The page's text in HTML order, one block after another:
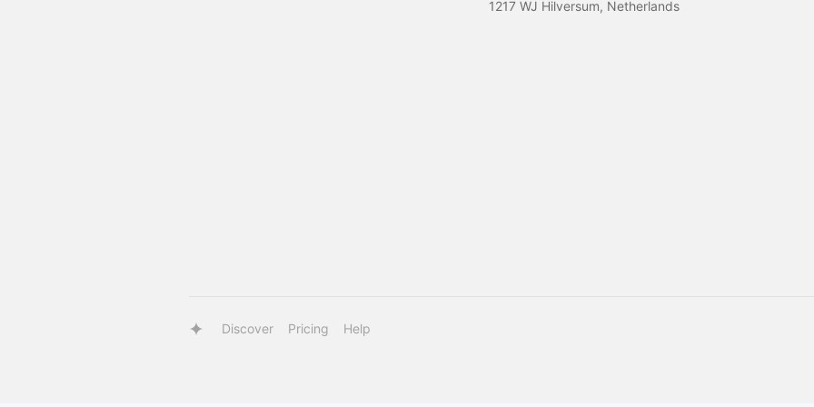
1217 WJ Hilversum, Netherlands
Discover Pricing Help